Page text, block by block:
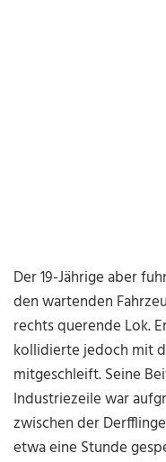
Der 19-Jährige aber
den wartenden
rechts querende Lok.
kollidierte jedoch mit
mitgeschleift. Seine
Industriezeile war
zwischen der
etwa eine Stunde